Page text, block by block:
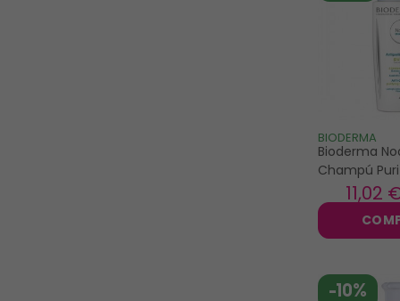
BIODERMA
Bioderma
Champú
Anticaspa
11,02
-10%